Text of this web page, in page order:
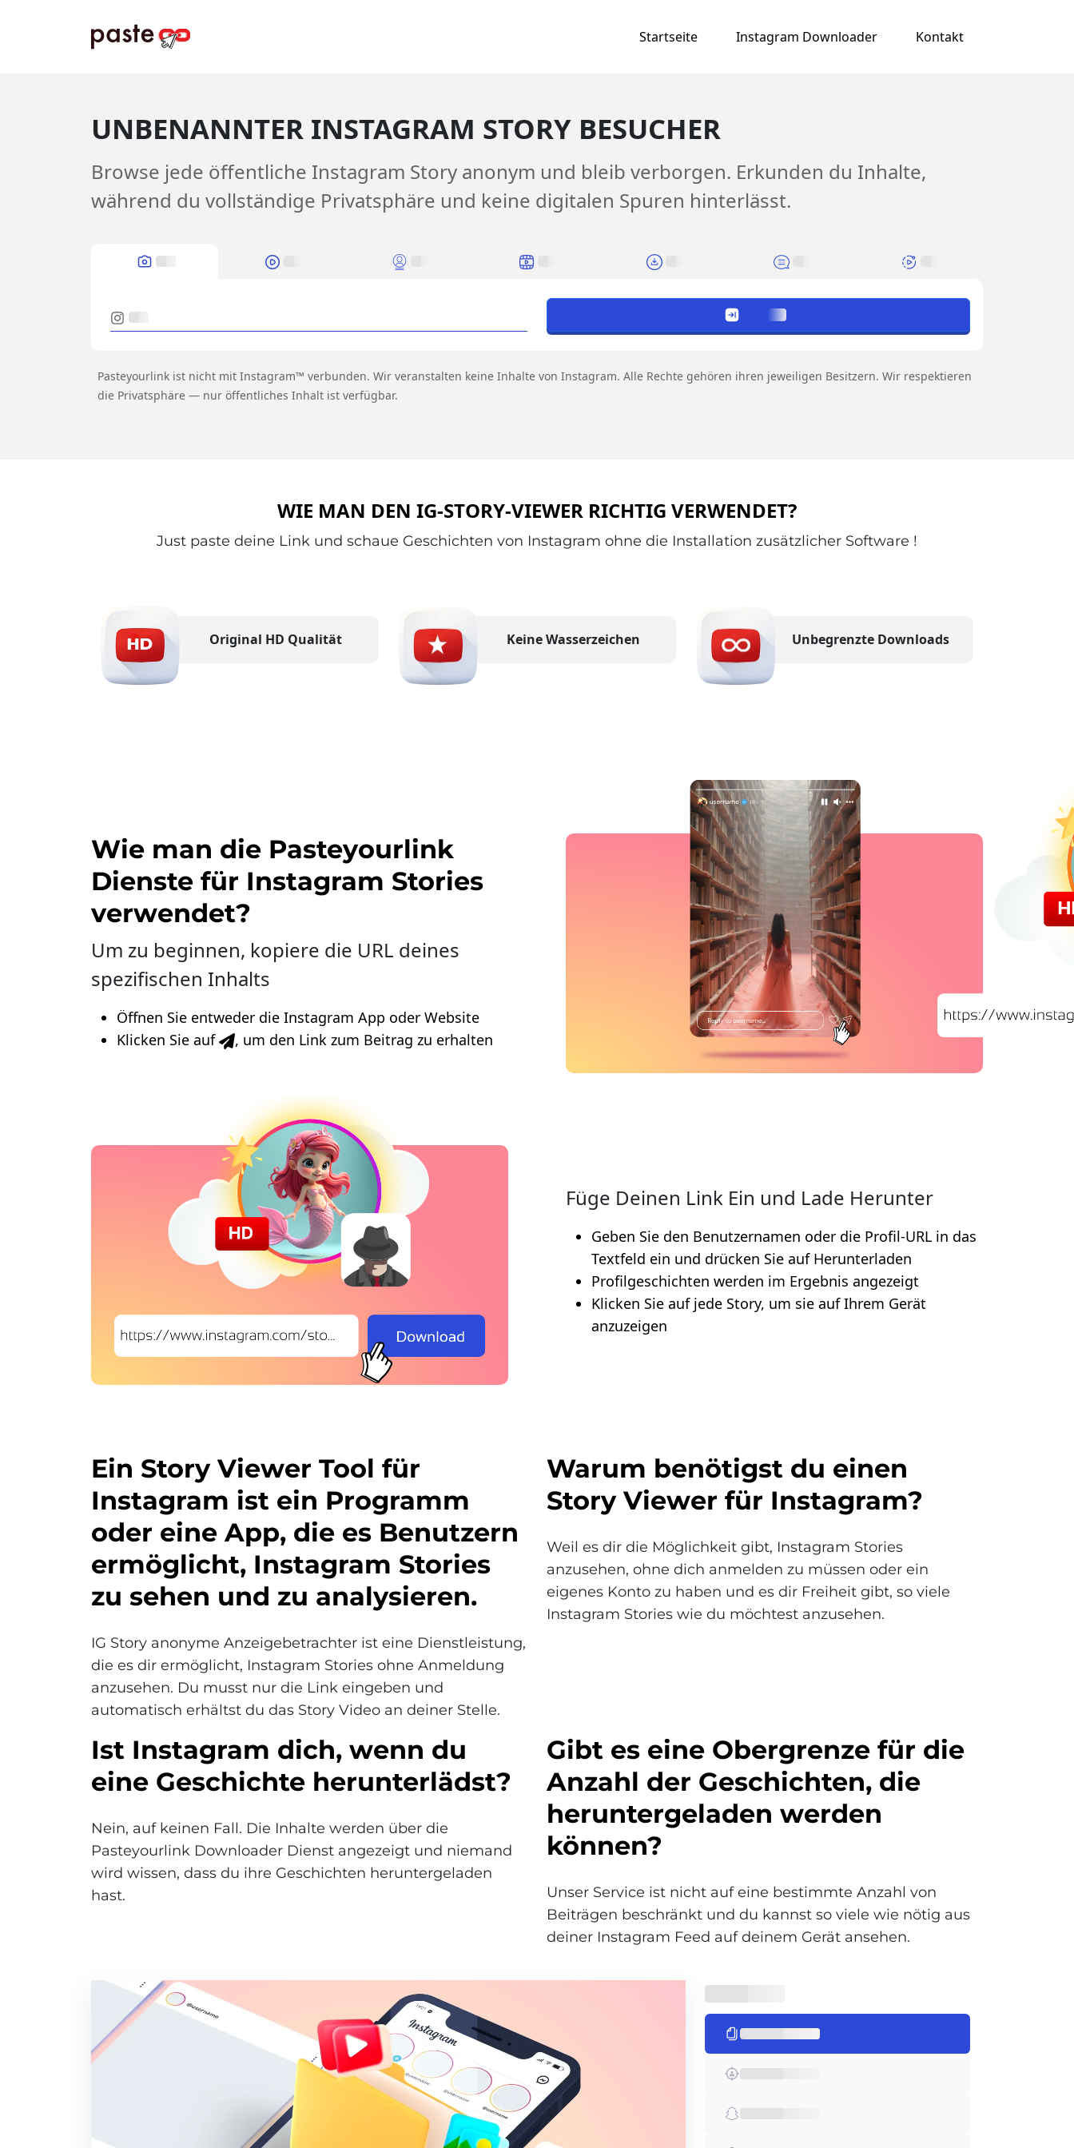
Startseite Instagram Downloader Kontakt
UNBENANNTER INSTAGRAM STORY BESUCHER
Browse jede öffentliche Instagram Story anonym und bleib verborgen. Erkunden du Inhalte,
während du vollständige Privatsphäre und keine digitalen Spuren hinterlässt.
Pasteyourlink ist nicht mit Instagram™ verbunden. Wir veranstalten keine Inhalte von Instagram. Alle Rechte gehören ihren jeweiligen Besitzern. Wir respektieren
die Privatsphäre — nur öffentliches Inhalt ist verfügbar.
WIE MAN DEN IG-STORY-VIEWER RICHTIG VERWENDET?
Just paste deine Link und schaue Geschichten von Instagram ohne die Installation zusätzlicher Software !
Original HD Qualität Keine Wasserzeichen Unbegrenzte Downloads
Wie man die Pasteyourlink
Dienste für Instagram Stories
verwendet?
Um zu beginnen, kopiere die URL deines
spezifischen Inhalts
Öffnen Sie entweder die Instagram App oder Website
Klicken Sie auf
, um den Link zum Beitrag zu erhalten
Füge Deinen Link Ein und Lade Herunter
Geben Sie den Benutzernamen oder die Profil-URL in das
Textfeld ein und drücken Sie auf Herunterladen
Profilgeschichten werden im Ergebnis angezeigt
Klicken Sie auf jede Story, um sie auf Ihrem Gerät
anzuzeigen
Ein Story Viewer Tool für
Instagram ist ein Programm
oder eine App, die es Benutzern
ermöglicht, Instagram Stories
zu sehen und zu analysieren.
IG Story anonyme Anzeigebetrachter ist eine Dienstleistung,
die es dir ermöglicht, Instagram Stories ohne Anmeldung
anzusehen. Du musst nur die Link eingeben und
automatisch erhältst du das Story Video an deiner Stelle.
Warum benötigst du einen
Story Viewer für Instagram?
Weil es dir die Möglichkeit gibt, Instagram Stories
anzusehen, ohne dich anmelden zu müssen oder ein
eigenes Konto zu haben und es dir Freiheit gibt, so viele
Instagram Stories wie du möchtest anzusehen.
Ist Instagram dich, wenn du
eine Geschichte herunterlädst?
Nein, auf keinen Fall. Die Inhalte werden über die
Pasteyourlink Downloader Dienst angezeigt und niemand
wird wissen, dass du ihre Geschichten heruntergeladen
hast.
Gibt es eine Obergrenze für die
Anzahl der Geschichten, die
heruntergeladen werden
können?
Unser Service ist nicht auf eine bestimmte Anzahl von
Beiträgen beschränkt und du kannst so viele wie nötig aus
deiner Instagram Feed auf deinem Gerät ansehen.